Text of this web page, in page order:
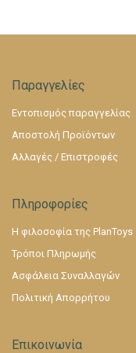
Παραγγελίες
Εντοπισμός παραγγελίας
Αποστολή Προϊόντων
Αλλαγές / Επιστροφές
Πληροφορίες
Η φιλοσοφία της PlanToys
Τρόποι Πληρωμής
Ασφάλεια Συναλλαγών
Πολιτική Απορρήτου
Επικοινωνία